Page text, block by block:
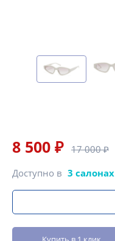
8 500 ₽ 17 000 ₽
Доступно в 3 салонах